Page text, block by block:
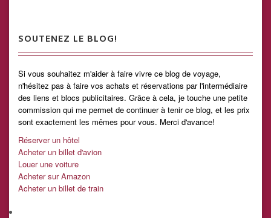
SOUTENEZ LE BLOG!
Si vous souhaitez m'aider à faire vivre ce blog de voyage,
n'hésitez pas à faire vos achats et réservations par l'intermédiaire
des liens et blocs publicitaires. Grâce à cela, je touche une petite
commission qui me permet de continuer à tenir ce blog, et les prix
sont exactement les mêmes pour vous. Merci d'avance!
Réserver un hôtel
Acheter un billet d'avion
Louer une voiture
Acheter sur Amazon
Acheter un billet de train